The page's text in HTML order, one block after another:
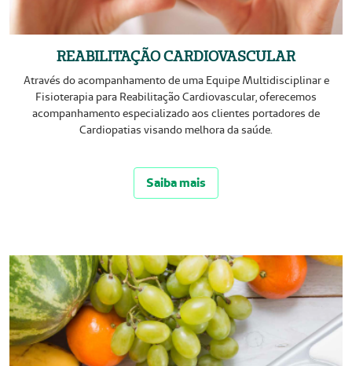
REABILITAÇÃO CARDIOVASCULAR
Através do acompanhamento de uma Equipe Multidisciplinar e
Fisioterapia para Reabilitação Cardiovascular, oferecemos
acompanhamento especializado aos clientes portadores de
Cardiopatias visando melhora da saúde.
Saiba mais